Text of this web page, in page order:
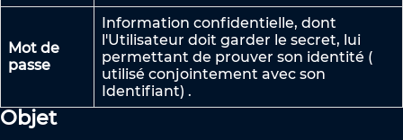
Mot de
passe
Information confidentielle, dont
l'Utilisateur doit garder le secret, lui
permettant de prouver son identité (
utilisé conjointement avec son
Identifiant) .
Objet